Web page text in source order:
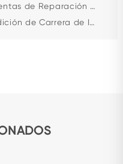
Cummins XPI G4-32 con Arandelas
Rail CRR920-C Kit de Reparación Etapa 3